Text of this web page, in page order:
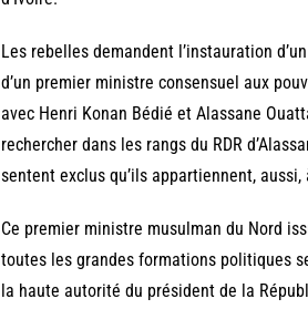
Les rebelles demandent l’instauration
d’un premier ministre consensuel aux
avec Henri Konan Bédié et Alassane
rechercher dans les rangs du RDR
sentent exclus qu’ils appartiennent,
Ce premier ministre musulman du Nord
toutes les grandes formations politiques
la haute autorité du président de la